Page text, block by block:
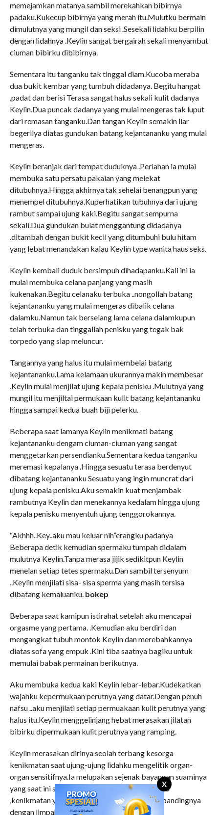
X
memejamkan matanya sambil merekahkan bibirnya
padaku.Kukecup bibirnya yang merah itu.Mulutku bermain
dimulutnya yang mungil dan seksi .Sesekali lidahku berpilin
dengan lidahnya .Keylin sangat bergairah sekali menyambut
ciuman bibirku dibibirnya.
Sementara itu tanganku tak tinggal diam.Kucoba meraba
dua bukit kembar yang tumbuh didadanya. Begitu hangat
,padat dan berisi Terasa sangat halus sekali kulit dadanya
Keylin.Dua puncak dadanya yang mulai mengeras tak luput
dari remasan tanganku.Dan tangan Keylin semakin liar
begerilya diatas gundukan batang kejantananku yang mulai
mengeras.
Keylin beranjak dari tempat duduknya .Perlahan ia mulai
membuka satu persatu pakaian yang melekat
ditubuhnya.Hingga akhirnya tak sehelai benangpun yang
menempel ditubuhnya.Kuperhatikan tubuhnya dari ujung
rambut sampai ujung kaki.Begitu sangat sempurna
sekali.Dua gundukan bulat menggantung didadanya
.ditambah dengan bukit kecil yang ditumbuhi bulu hitam
yang lebat menandakan kalau Keylin type wanita haus seks.
Keylin kembali duduk bersimpuh dihadapanku.Kali ini ia
mulai membuka celana panjang yang masih
kukenakan.Begitu celanaku terbuka ..nongollah batang
kejantananku yang mulai mengeras dibalik celana
dalamku.Namun tak berselang lama celana dalamkupun
telah terbuka dan tinggallah penisku yang tegak bak
torpedo yang siap meluncur.
Tangannya yang halus itu mulai membelai batang
kejantananku.Lama kelamaan ukurannya makin membesar
.Keylin mulai menjilat ujung kepala penisku .Mulutnya yang
mungil itu menjiltai permukaan kulit batang kejantananku
hingga sampai kedua buah biji pelerku.
Beberapa saat lamanya Keylin menikmati batang
kejantananku dengam ciuman-ciuman yang sangat
menggetarkan persendianku.Sementara kedua tanganku
meremasi kepalanya .Hingga sesuatu terasa berdenyut
dibatang kejantananku Sesuatu yang ingin muncrat dari
ujung kepala penisku.Aku semakin kuat menjambak
rambutnya Keylin dan menekannya kedalam hingga ujung
kepala penisku menyentuh ujung tenggorokannya.
“Akhhh..Key..aku mau keluar nih”erangku padanya
Beberapa detik kemudian spermaku tumpah didalam
mulutnya Keylin.Tanpa merasa jijik sedikitpun Keylin
menelan setiap tetes spermaku.Dan sambil tersenyum
..Keylin menjilati sisa- sisa sperma yang masih tersisa
dibatang kemaluanku. bokep
Beberapa saat kamipun istirahat setelah aku mencapai
orgasme yang pertama. .Kemudian aku berdiri dan
mengangkat tubuh montok Keylin dan merebahkannya
diatas sofa yang empuk .Kini tiba saatnya bagiku untuk
memulai babak permainan berikutnya.
Aku membuka kedua kaki Keylin lebar-lebar.Kudekatkan
wajahku kepermukaan perutnya yang datar.Dengan penuh
nafsu ..aku menjilati setiap permuakaan kulit perutnya yang
halus itu.Keylin menggelinjang hebat merasakan jilatan
bibirku dipermukaan kulit perutnya yang ramping.
Keylin merasakan dirinya seolah terbang kesorga
kenikmatan saat ujung-ujung lidahku mengelitik organ-
organ sensitifnya.Ia melupakan sejenak bayangan suaminya
yang saat ini sedang berada diluar negri.Baginya
,kenikmatan yang kuberikan padanya tak ada bandingnya
dengan limpahan materi yang diberikan oleh